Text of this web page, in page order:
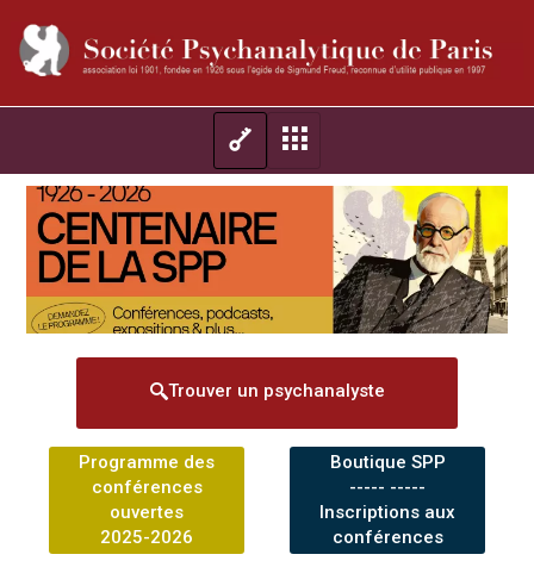
Trouver un psychanalyste
Programme des
conférences
ouvertes
2025-2026
Boutique SPP
----- -----
Inscriptions aux
conférences